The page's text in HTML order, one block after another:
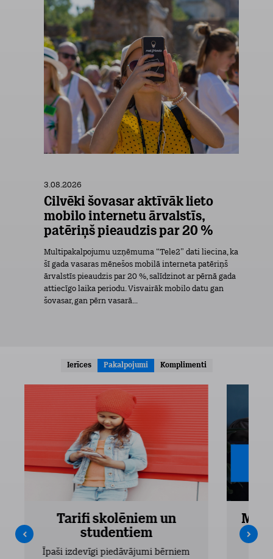
3.08.2026
Cilvēki šovasar aktīvāk lieto
mobilo internetu ārvalstīs,
patēriņš pieaudzis par 20 %
Multipakalpojumu uzņēmuma “Tele2” dati liecina, ka
šī gada vasaras mēnešos mobilā interneta patēriņš
ārvalstīs pieaudzis par 20 %, salīdzinot ar pērnā gada
attiecīgo laika periodu. Visvairāk mobilo datu gan
šovasar, gan pērn vasarā...
Ierīces Pakalpojumi Komplimenti
Tarifi skolēniem un
studentiem
Īpaši izdevīgi piedāvājumi bērniem